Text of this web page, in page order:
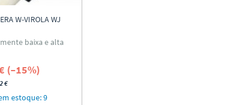
W-VIROLA WJ
baixa e alta
(–15%)
€
estoque: 9